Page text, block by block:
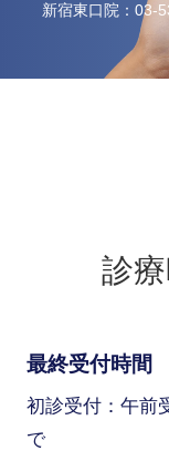
新宿東口院： 03-
診
最終受付時間
初診受付：午前
で